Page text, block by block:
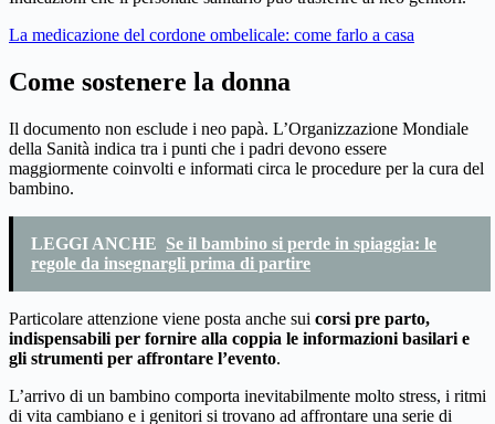
La medicazione del cordone ombelicale: come farlo a casa
Come sostenere la donna
Il documento non esclude i neo papà. L’Organizzazione Mondiale
della Sanità indica tra i punti che i padri devono essere
maggiormente coinvolti e informati circa le procedure per la cura del
bambino.
LEGGI ANCHE Se il bambino si perde in spiaggia: le
regole da insegnargli prima di partire
Particolare attenzione viene posta anche sui corsi pre parto,
indispensabili per fornire alla coppia le informazioni basilari e
gli strumenti per affrontare l’evento.
L’arrivo di un bambino comporta inevitabilmente molto stress, i ritmi
di vita cambiano e i genitori si trovano ad affrontare una serie di